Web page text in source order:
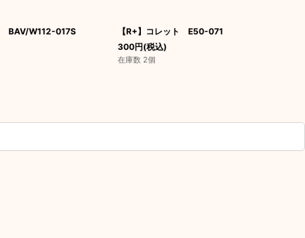
BAV/W112-017S
【R+】コレット E50-071
300円(税込)
在庫数 2個